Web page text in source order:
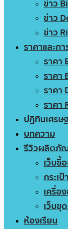
ข่าว
ข่าว
ข่าว
ราคาและกา
ราคา
ราคา
ราคา
ราคา
ปฏิทินเศรษ
บทความ
รีวิวผลิตภั
เว็บซื้
กระเ
เครื่อ
เว็บขุ
ห้องเรียน